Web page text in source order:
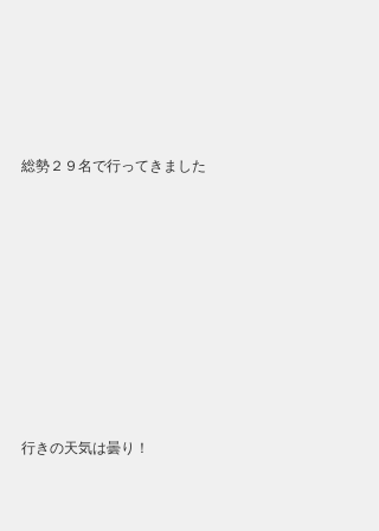
総勢２９名で行ってきました
行きの天気は曇り！